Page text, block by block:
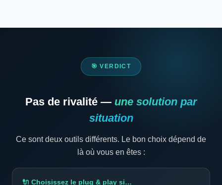
🎯 VERDICT
Pas de rivalité — une solution par
situation
Ce sont deux outils différents. Le bon choix dépend de
là où vous en êtes :
🔌 Choisissez le plug & play si…